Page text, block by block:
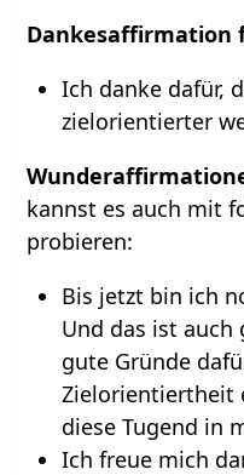
Ich danke dafür,
zielorientierter
kannst es auch mit
probieren:
Bis jetzt bin ich
Und das ist auch
gute Gründe
Zielorientiertheit
diese Tugend in
Ich freue mich